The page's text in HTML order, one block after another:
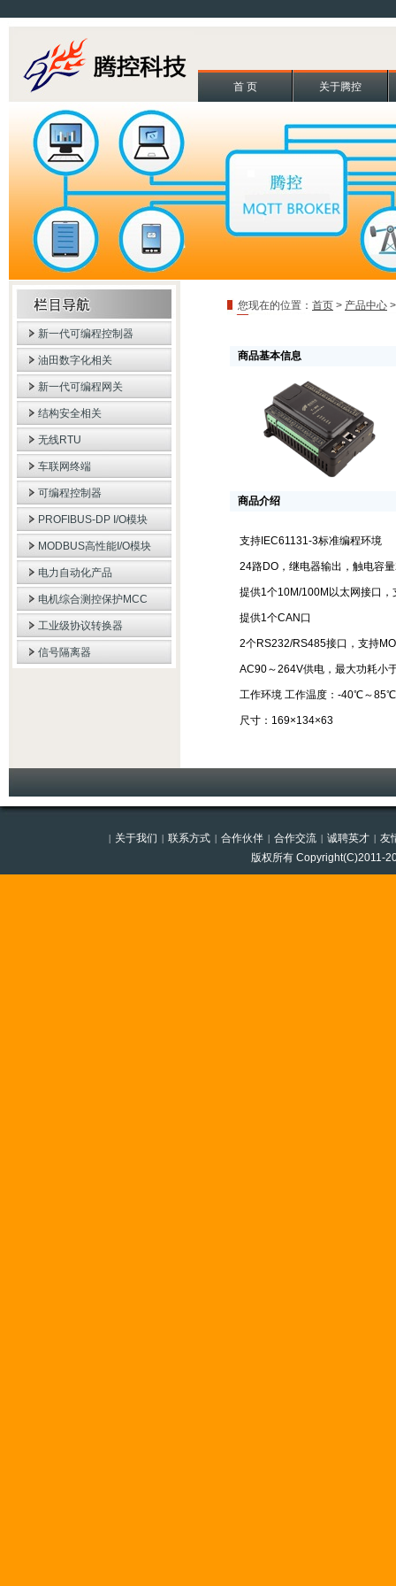
首 页 关于腾控
新一代可编程控制器
油田数字化相关
新一代可编程网关
结构安全相关
无线RTU
车联网终端
可编程控制器
PROFIBUS-DP I/O模块
MODBUS高性能I/O模块
电力自动化产品
电机综合测控保护MCC
工业级协议转换器
信号隔离器
您现在的位置： 首页 > 产品中心
商品基本信息
商品介绍
支持IEC61131-3标准编程环境
24路DO，继电器输出，触电容
提供1个10M/100M以太网接口
提供1个CAN口
2个RS232/RS485接口，支持
AC90～264V供电，最大功耗小
工作环境 工作温度：-40℃～
尺寸：169×134×63
| 关于我们 | 联系方式 | 合作伙伴 | 合作交流 | 诚聘英才 | 友
版权所有 Copyright(C)2011-